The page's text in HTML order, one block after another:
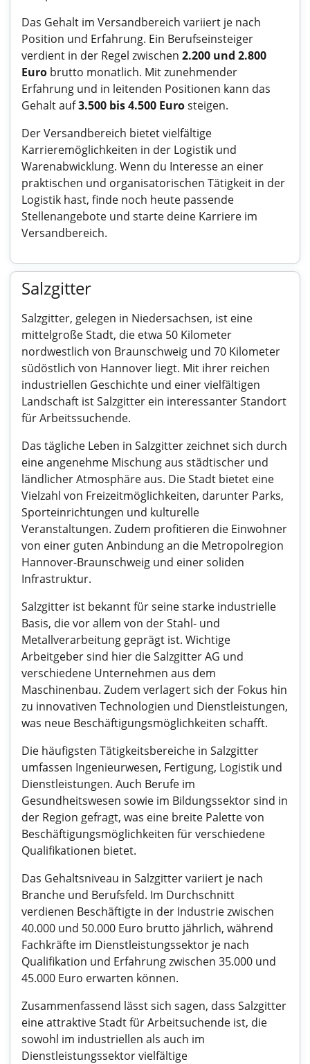
Das Gehalt im Versandbereich variiert je nach
Position und Erfahrung. Ein Berufseinsteiger
verdient in der Regel zwischen 2.200 und 2.800
Euro brutto monatlich. Mit zunehmender
Erfahrung und in leitenden Positionen kann das
Gehalt auf3.500 bis 4.500 Eurosteigen.
Der Versandbereich bietet vielfältige
Karrieremöglichkeiten in der Logistik und
Warenabwicklung. Wenn du Interesse an einer
praktischen und organisatorischen Tätigkeit in der
Logistik hast, finde noch heute passende
Stellenangebote und starte deine Karriere im
Versandbereich.
Salzgitter
Salzgitter, gelegen in Niedersachsen, ist eine
mittelgroße Stadt, die etwa 50 Kilometer
nordwestlich von Braunschweig und 70 Kilometer
südöstlich von Hannover liegt. Mit ihrer reichen
industriellen Geschichte und einer vielfältigen
Landschaft ist Salzgitter ein interessanter Standort
für Arbeitssuchende.
Das tägliche Leben in Salzgitter zeichnet sich durch
eine angenehme Mischung aus städtischer und
ländlicher Atmosphäre aus. Die Stadt bietet eine
Vielzahl von Freizeitmöglichkeiten, darunter Parks,
Sporteinrichtungen und kulturelle
Veranstaltungen. Zudem profitieren die Einwohner
von einer guten Anbindung an die Metropolregion
Hannover-Braunschweig und einer soliden
Infrastruktur.
Salzgitter ist bekannt für seine starke industrielle
Basis, die vor allem von der Stahl- und
Metallverarbeitung geprägt ist. Wichtige
Arbeitgeber sind hier die Salzgitter AG und
verschiedene Unternehmen aus dem
Maschinenbau. Zudem verlagert sich der Fokus hin
zu innovativen Technologien und Dienstleistungen,
was neue Beschäftigungsmöglichkeiten schafft.
Die häufigsten Tätigkeitsbereiche in Salzgitter
umfassen Ingenieurwesen, Fertigung, Logistik und
Dienstleistungen. Auch Berufe im
Gesundheitswesen sowie im Bildungssektor sind in
der Region gefragt, was eine breite Palette von
Beschäftigungsmöglichkeiten für verschiedene
Qualifikationen bietet.
Das Gehaltsniveau in Salzgitter variiert je nach
Branche und Berufsfeld. Im Durchschnitt
verdienen Beschäftigte in der Industrie zwischen
40.000 und 50.000 Euro brutto jährlich, während
Fachkräfte im Dienstleistungssektor je nach
Qualifikation und Erfahrung zwischen 35.000 und
45.000 Euro erwarten können.
Zusammenfassend lässt sich sagen, dass Salzgitter
eine attraktive Stadt für Arbeitsuchende ist, die
sowohl im industriellen als auch im
Dienstleistungssektor vielfältige